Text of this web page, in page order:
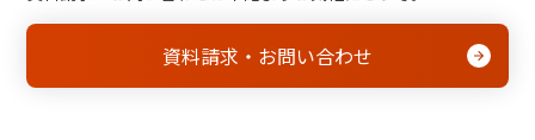
資料請求・お問い合わせ